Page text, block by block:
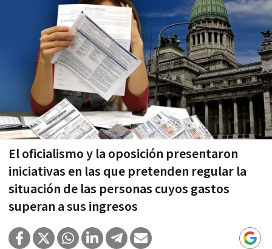
El oficialismo y la oposición presentaron
iniciativas en las que pretenden regular la
situación de las personas cuyos gastos
superan a sus ingresos